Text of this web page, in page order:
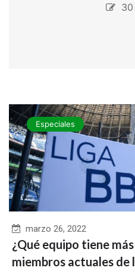
30
Especiales
marzo 26, 2022
¿Qué equipo tiene
miembros actuales de